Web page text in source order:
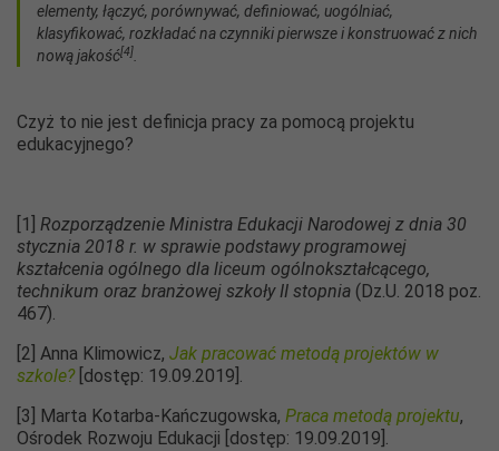
elementy, łączyć, porównywać, definiować, uogólniać,
klasyfikować, rozkładać na czynniki pierwsze i konstruować z nich
nową jakość[4].
Czyż to nie jest definicja pracy za pomocą projektu
edukacyjnego?
[1] Rozporządzenie Ministra Edukacji Narodowej z dnia 30
stycznia 2018 r. w sprawie podstawy programowej
kształcenia ogólnego dla liceum ogólnokształcącego,
technikum oraz branżowej szkoły II stopnia (Dz.U. 2018 poz.
467).
[2] Anna Klimowicz, Jak pracować metodą projektów w
szkole?[dostęp: 19.09.2019].
[3] Marta Kotarba-Kańczugowska, Praca metodą projektu,
Ośrodek Rozwoju Edukacji [dostęp: 19.09.2019].